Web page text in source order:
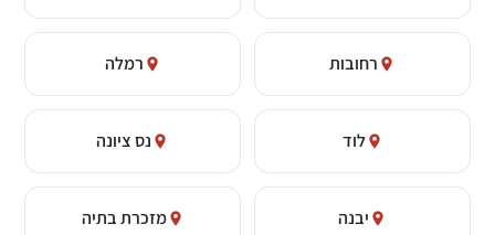
רחובות רמלה
לוד נס ציונה
יבנה מזכרת בתיה